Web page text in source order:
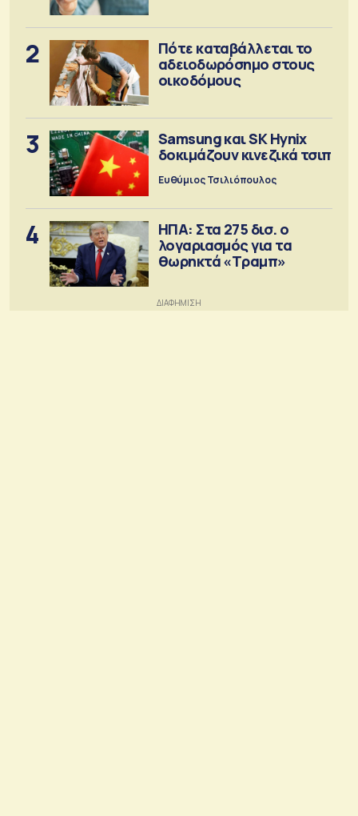
2
Πότε καταβάλλεται το
αδειοδωρόσημο στους
οικοδόμους
3
Samsung και SK Hynix
δοκιμάζουν κινεζικά τσιπ
Ευθύμιος Τσιλιόπουλος
4
ΗΠΑ: Στα 275 δισ. ο
λογαριασμός για τα
θωρηκτά «Τραμπ»